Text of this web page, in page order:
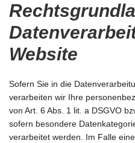
Website
Sofern Sie in die
verarbeiten wir Ihre
von Art. 6 Abs. 1 lit. a DSGVO
sofern besondere
verarbeitet werden. Im Falle